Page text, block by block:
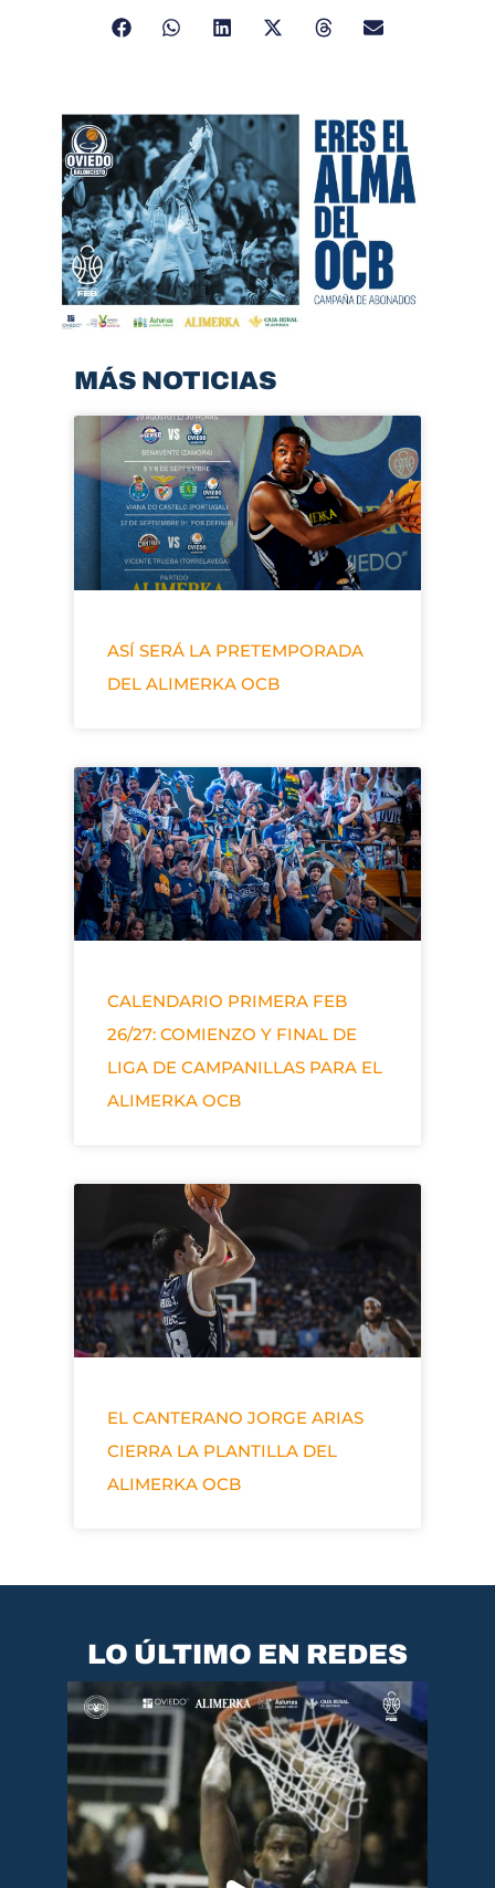
MÁS NOTICIAS
ASÍ SERÁ LA PRETEMPORADA
DEL ALIMERKA OCB
CALENDARIO PRIMERA FEB
26/27: COMIENZO Y FINAL DE
LIGA DE CAMPANILLAS PARA EL
ALIMERKA OCB
EL CANTERANO JORGE ARIAS
CIERRA LA PLANTILLA DEL
ALIMERKA OCB
LO ÚLTIMO EN REDES